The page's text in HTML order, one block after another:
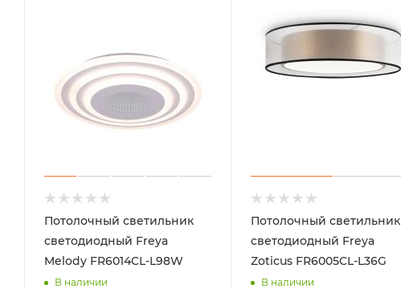
Потолочный светильник
светодиодный Freya
Melody FR6014CL-L98W
В наличии
Потолочный светильник
светодиодный Freya
Zoticus FR6005CL-L36G
В наличии